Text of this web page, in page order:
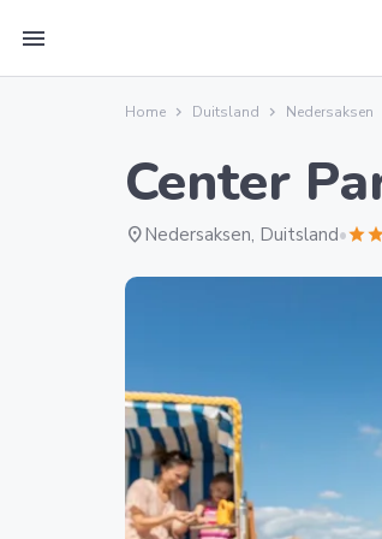
menu
Home Duitsland Nedersaksen
Center
location_onNedersaksen, Duitsland•star